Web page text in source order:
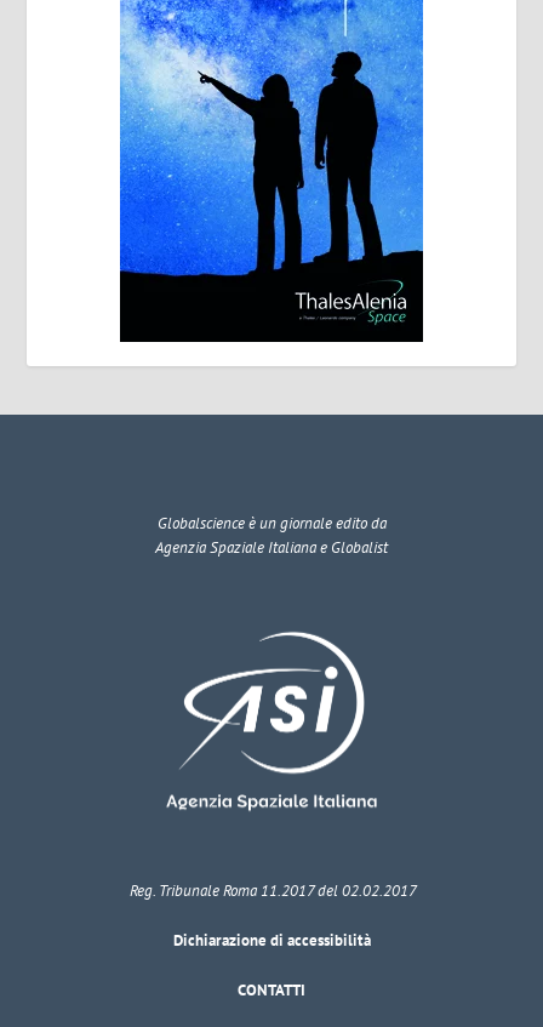
Globalscienceè un giornale edito da
Agenzia Spaziale Italiana e Globalist
Reg. Tribunale Roma 11.2017 del 02.02.2017
Dichiarazione di accessibilità
CONTATTI